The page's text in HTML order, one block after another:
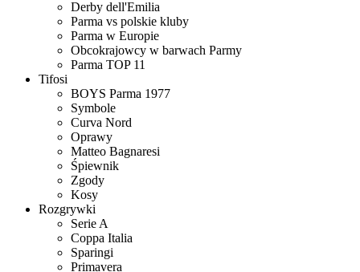
Derby dell'Emilia
Parma vs polskie kluby
Parma w Europie
Obcokrajowcy w barwach Parmy
Parma TOP 11
Tifosi
BOYS Parma 1977
Symbole
Curva Nord
Oprawy
Matteo Bagnaresi
Śpiewnik
Zgody
Kosy
Rozgrywki
Serie A
Coppa Italia
Sparingi
Primavera